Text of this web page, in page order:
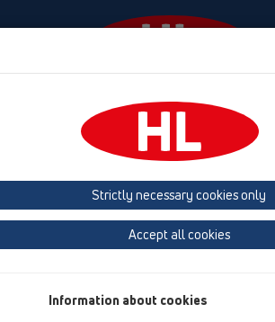
HL-House
HL510N HL510N-3000
přehled produktů
vodorovně
Strictly necessary cookies only
Accept all cookies
Information about cookies